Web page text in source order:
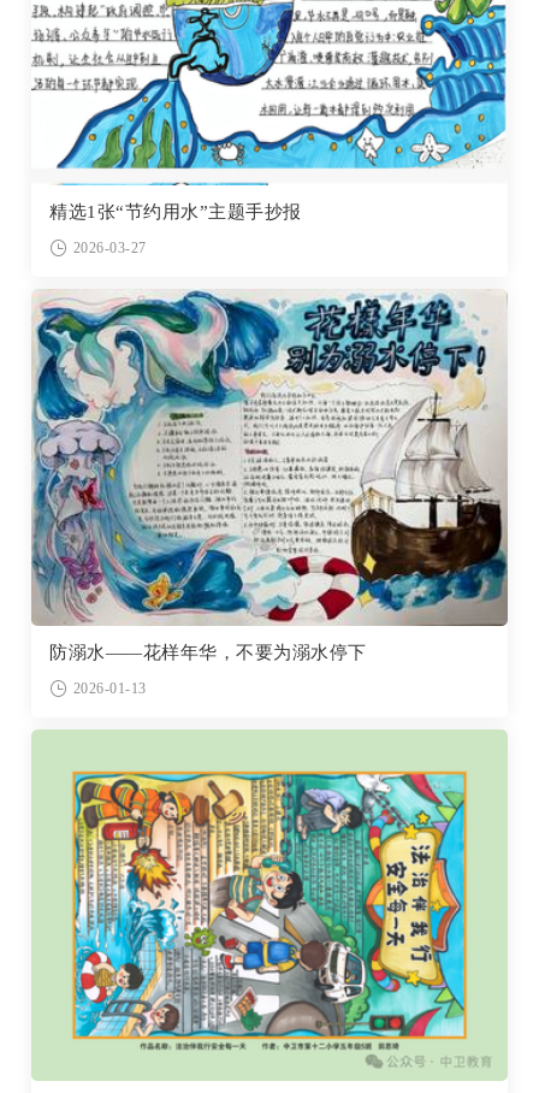
精选1张“节约用水”主题手抄报
2026-03-27
防溺水——花样年华，不要为溺水停下
2026-01-13